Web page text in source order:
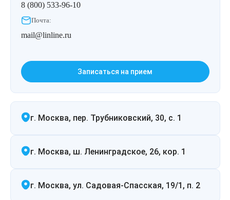
8 (800) 533-96-10
Почта:
mail@linline.ru
Записаться на прием
г. Москва, пер. Трубниковский, 30, с. 1
г. Москва, ш. Ленинградское, 26, кор. 1
г. Москва, ул. Садовая-Спасская, 19/1, п. 2